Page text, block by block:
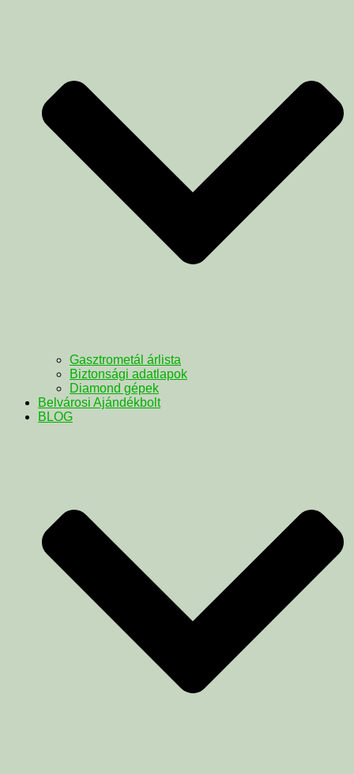
Gasztrometál árlista
Biztonsági adatlapok
Diamond gépek
Belvárosi Ajándékbolt
BLOG